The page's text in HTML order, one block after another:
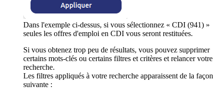
Dans l'exemple ci-dessus, si vous sélectionnez « CDI (941) »
seules les offres d'emploi en CDI vous seront restituées.
Si vous obtenez trop peu de résultats, vous pouvez supprimer
certains mots-clés ou certains filtres et critères et relancer votre
recherche.
Les filtres appliqués à votre recherche apparaissent de la façon
suivante :